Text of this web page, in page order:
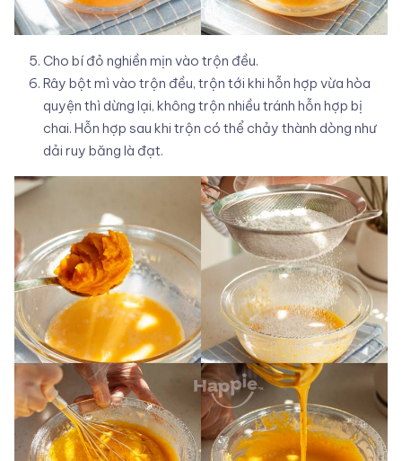
Cho bí đỏ nghiền mịn vào trộn đều.
Rây bột mì vào trộn đều, trộn tới khi hỗn hợp vừa hòa
quyện thì dừng lại, không trộn nhiều tránh hỗn hợp bị
chai. Hỗn hợp sau khi trộn có thể chảy thành dòng như
dải ruy băng là đạt.